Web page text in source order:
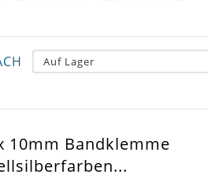
Auf Lager
10mm Bandklemme